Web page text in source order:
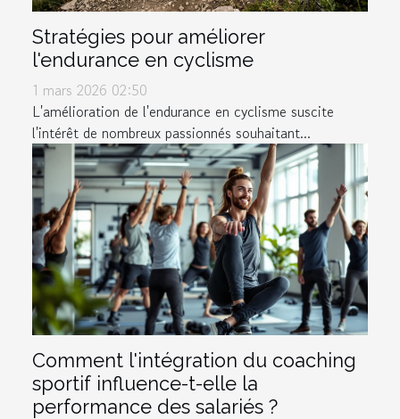
Stratégies pour améliorer
l'endurance en cyclisme
1 mars 2026 02:50
L'amélioration de l'endurance en cyclisme suscite
l'intérêt de nombreux passionnés souhaitant...
Comment l'intégration du coaching
sportif influence-t-elle la
performance des salariés ?